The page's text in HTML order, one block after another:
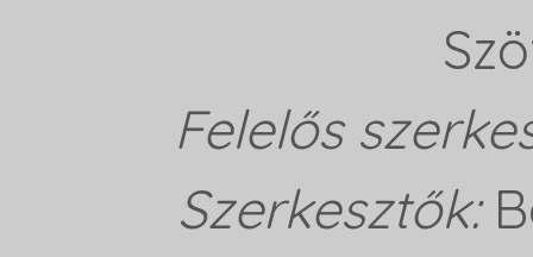
Felelős
Szerkesztők: